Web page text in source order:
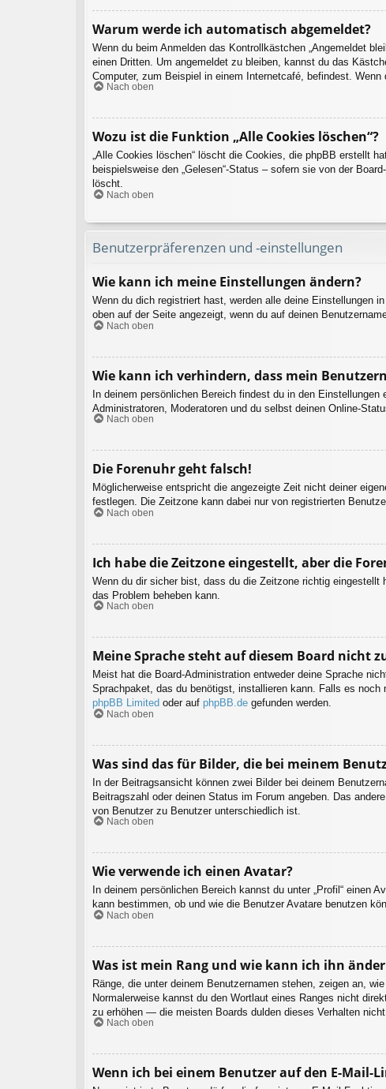
Warum werde ich automatisch abgemeldet?
Wenn du beim Anmelden das Kontrollkästchen „Angemeldet
einen Dritten. Um angemeldet zu bleiben, kannst du das
Computer, zum Beispiel in einem Internetcafé, befindest.
Nach oben
Wozu ist die Funktion „Alle Cookies löschen“?
„Alle Cookies löschen“ löscht die Cookies, die phpBB erstellt
beispielsweise den „Gelesen“-Status – sofern sie von der
löscht.
Nach oben
Benutzerpräferenzen und -einstellungen
Wie kann ich meine Einstellungen ändern?
Wenn du dich registriert hast, werden alle deine Einstellungen
oben auf der Seite angezeigt, wenn du auf deinen
Nach oben
Wie kann ich verhindern, dass mein
In deinem persönlichen Bereich findest du in den
Administratoren, Moderatoren und du selbst deinen Online-
Nach oben
Die Forenuhr geht falsch!
Möglicherweise entspricht die angezeigte Zeit nicht deiner
festlegen. Die Zeitzone kann dabei nur von registrierten
Nach oben
Ich habe die Zeitzone eingestellt, aber die
Wenn du dir sicher bist, dass du die Zeitzone richtig
das Problem beheben kann.
Nach oben
Meine Sprache steht auf diesem Board nicht
Meist hat die Board-Administration entweder deine Sprache
Sprachpaket, das du benötigst, installieren kann. Falls es
phpBB Limited oder auf phpBB.de gefunden werden.
Nach oben
Was sind das für Bilder, die bei meinem
In der Beitragsansicht können zwei Bilder bei deinem
Beitragszahl oder deinen Status im Forum angeben. Das
von Benutzer zu Benutzer unterschiedlich ist.
Nach oben
Wie verwende ich einen Avatar?
In deinem persönlichen Bereich kannst du unter „Profil“ einen
kann bestimmen, ob und wie die Benutzer Avatare benutzen
Nach oben
Was ist mein Rang und wie kann ich ihn
Ränge, die unter deinem Benutzernamen stehen, zeigen an,
Normalerweise kannst du den Wortlaut eines Ranges nicht
zu erhöhen — die meisten Boards dulden dieses Verhalten
Nach oben
Wenn ich bei einem Benutzer auf den E-